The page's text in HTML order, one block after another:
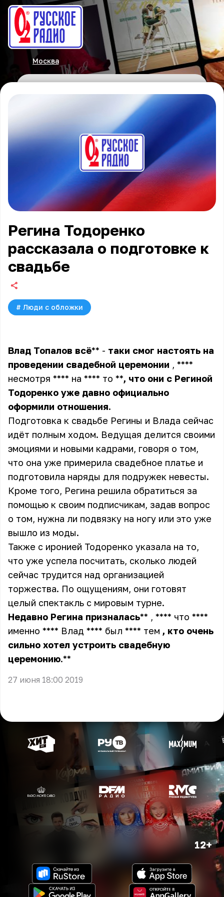
Москва
Регина Тодоренко
рассказала о подготовке к
свадьбе
# Люди с обложки
Влад Топалов всё** - таки смог настоять на
проведении свадебной церемонии , ****
несмотря **** на **** то **, что они с Региной
Тодоренко уже давно официально
оформили отношения.
Подготовка к свадьбе Регины и Влада сейчас
идёт полным ходом. Ведущая делится своими
эмоциями и новыми кадрами, говоря о том,
что она уже примерила свадебное платье и
подготовила наряды для подружек невесты.
Кроме того, Регина решила обратиться за
помощью к своим подписчикам, задав вопрос
о том, нужна ли подвязку на ногу или это уже
вышло из моды.
Также с иронией Тодоренко указала на то,
что уже успела посчитать, сколько людей
сейчас трудится над организацией
торжества. По ощущениям, они готовят
целый спектакль с мировым турне.
Недавно Регина призналась** , **** что ****
именно **** Влад **** был **** тем , кто очень
сильно хотел устроить свадебную
церемонию.**
27 июня 18:00 2019
12+